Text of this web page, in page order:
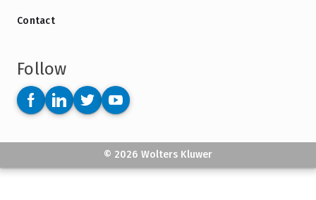
Contact
Follow
© 2026 Wolters Kluwer